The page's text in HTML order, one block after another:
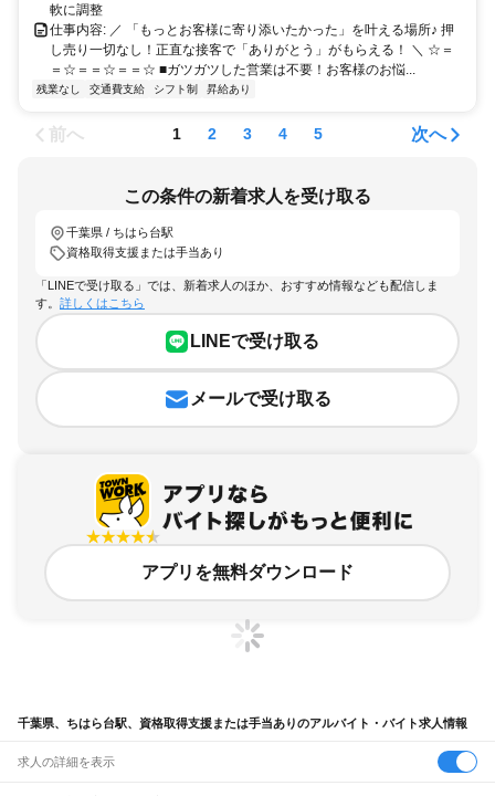
軟に調整
仕事内容: ／ 「もっとお客様に寄り添いたかった」を叶える場所♪ 押
し売り一切なし！正直な接客で「ありがとう」がもらえる！ ＼ ☆＝
＝☆＝＝☆＝＝☆ ■ガツガツした営業は不要！お客様のお悩...
残業なし 交通費支給 シフト制 昇給あり
前へ 1 2 3 4 5 次へ
この条件の新着求人を受け取る
千葉県 / ちはら台駅
資格取得支援または手当あり
「LINEで受け取る」では、新着求人のほか、おすすめ情報なども配信しま
す。 詳しくはこちら
LINEで受け取る
メールで受け取る
アプリを無料ダウンロード
千葉県、ちはら台駅、資格取得支援または手当ありのアルバイト・バイト求人情報
求人の詳細を表示